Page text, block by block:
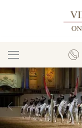
Afficher/masquer
la
navigation
Précédent